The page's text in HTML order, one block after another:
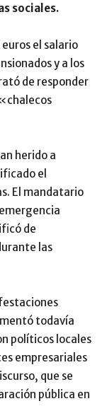
sociales.
el salario
y a los
de responder
herido a
el
El mandatario
de
las
todavía
políticos locales
empresariales
que se
pública en